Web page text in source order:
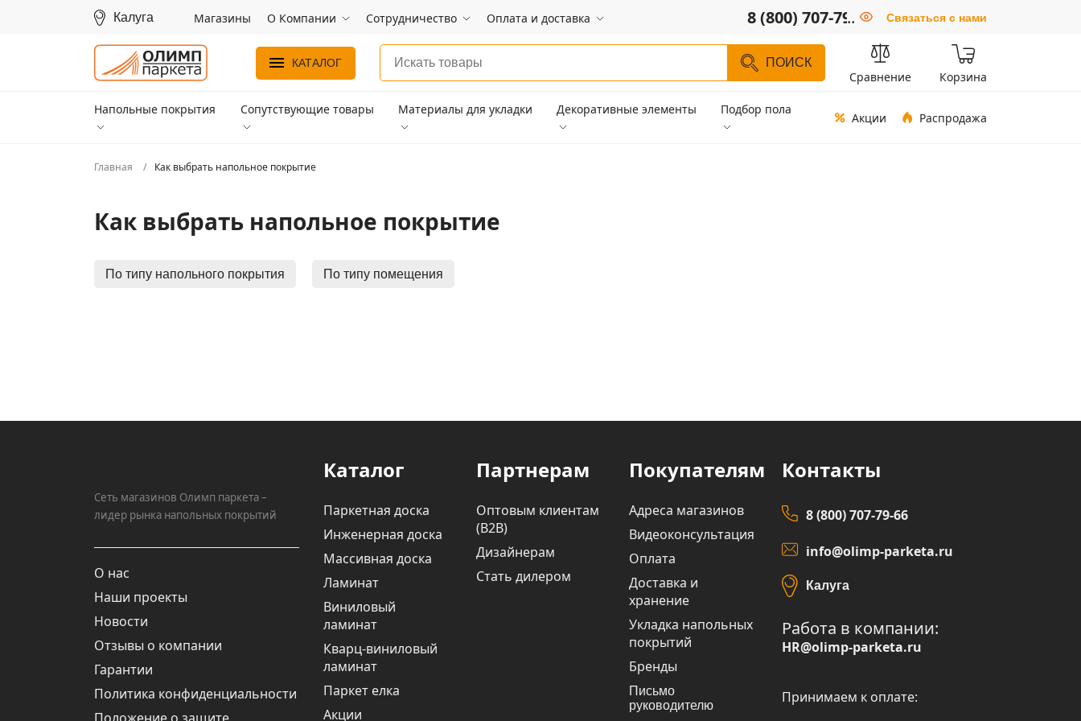
Калуга Магазины О Компании Сотрудничество Оплата и доставка 8 (800) 707-79-66
.. Связаться с нами
КАТАЛОГ ПОИСК
Сравнение Корзина
Напольные покрытия Сопутствующие товары Материалы для укладки Декоративные элементы Подбор пола
Акции Распродажа
Главная Как выбрать напольное покрытие
Как выбрать напольное покрытие
По типу напольного покрытия По типу помещения
Сеть магазинов Олимп паркета –
лидер рынка напольных покрытий
О нас
Наши проекты
Новости
Отзывы о компании
Гарантии
Политика конфиденциальности
Каталог
Паркетная доска
Инженерная доска
Массивная доска
Ламинат
Виниловый
ламинат
Кварц-виниловый
ламинат
Паркет елка
Акции
Партнерам
Оптовым клиентам
(В2В)
Дизайнерам
Стать дилером
Покупателям
Адреса магазинов
Видеоконсультация
Оплата
Доставка и
хранение
Укладка напольных
покрытий
Бренды
Письмо
руководителю
Контакты
8 (800) 707-79-66
info@olimp-parketa.ru
Калуга
Работа в компании:
HR@olimp-parketa.ru
Принимаем к оплате: